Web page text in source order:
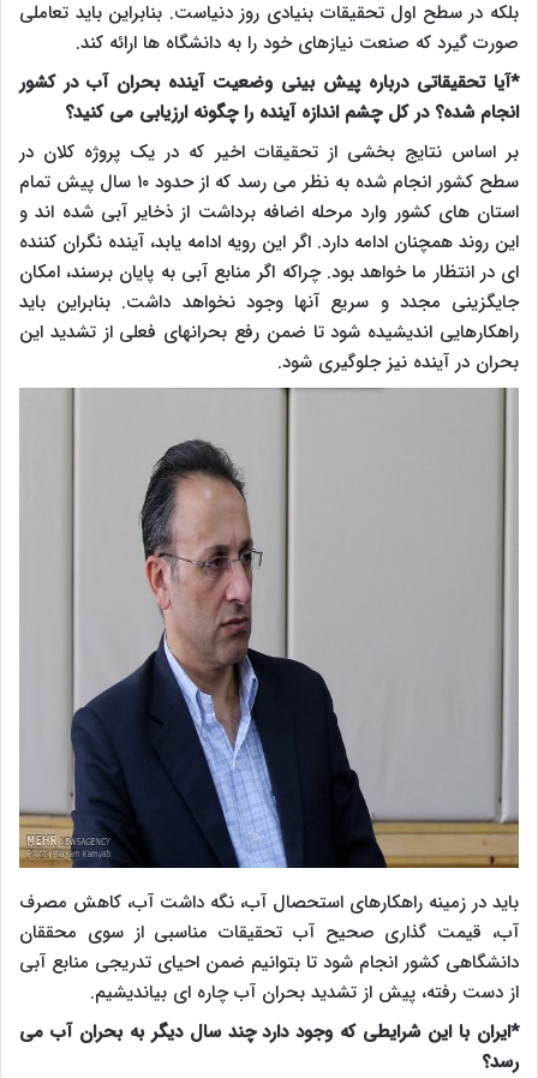
بلکه در سطح اول تحقیقات بنیادی روز دنیاست. بنابراین باید تعاملی
صورت گیرد که صنعت نیازهای خود را به دانشگاه ها ارائه کند.
*آیا تحقیقاتی درباره پیش بینی وضعیت آینده بحران آب در کشور
انجام شده؟ در کل چشم اندازه آینده را چگونه ارزیابی می کنید؟
بر اساس نتایج بخشی از تحقیقات اخیر که در یک پروژه کلان در
سطح کشور انجام شده به نظر می رسد که از حدود ۱۰ سال پیش تمام
استان های کشور وارد مرحله اضافه برداشت از ذخایر آبی شده اند و
این روند همچنان ادامه دارد. اگر این رویه ادامه یابد، آینده نگران کننده
ای در انتظار ما خواهد بود. چراکه اگر منابع آبی به پایان برسند، امکان
جایگزینی مجدد و سریع آنها وجود نخواهد داشت. بنابراین باید
راهکارهایی اندیشیده شود تا ضمن رفع بحرانهای فعلی از تشدید این
بحران در آینده نیز جلوگیری شود.
باید در زمینه راهکارهای استحصال آب، نگه داشت آب، کاهش مصرف
آب، قیمت گذاری صحیح آب تحقیقات مناسبی از سوی محققان
دانشگاهی کشور انجام شود تا بتوانیم ضمن احیای تدریجی منابع آبی
از دست رفته، پیش از تشدید بحران آب چاره ای بیاندیشیم.
*ایران با این شرایطی که وجود دارد چند سال دیگر به بحران آب می
رسد؟